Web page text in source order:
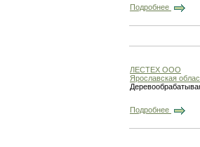
Подробнее
ЛЕСТЕХ ООО
Ярославская
Подробнее